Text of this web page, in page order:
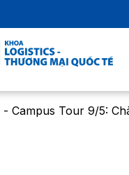
- Campus Tour 9/5: